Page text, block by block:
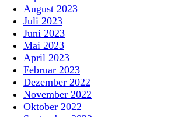
August 2023
Juli 2023
Juni 2023
Mai 2023
April 2023
Februar 2023
Dezember 2022
November 2022
Oktober 2022